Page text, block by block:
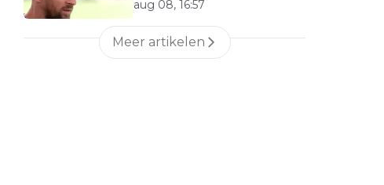
aug 08, 16:57
Meer artikelen